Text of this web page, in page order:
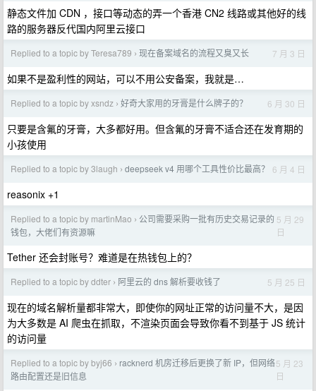
静态文件加 CDN ，接口等动态的弄一个香港 CN2 线路或其他好的线
路的服务器反代国内阿里云接口
Replied to a topic by Teresa789 › 现在备案域名的流程又臭又长 7 月 3 日
如果不是盈利性的网站，可以不用公安备案，我就是…
Replied to a topic by xsndz › 好奇大家用的牙膏是什么牌子的？ 6 月 30 日
只要是含氟的牙膏，大多都好用。但含氟的牙膏不适合还在发育期的
小孩使用
Replied to a topic by 3laugh › deepseek v4 用哪个工具性价比最高？ 6 月 4 日
reasonix +1
Replied to a topic by martinMao › 公司需要采购一批有历史交易记录的
钱包，大佬们有资源嘛
5 月 29
日
Tether 还会封账号？难道是在热钱包上的？
Replied to a topic by ddter › 阿里云的 dns 解析要收钱了 5 月 25 日
现在的域名解析量都非常大，即使你的网址正常的访问量不大，是因
为大多数是 AI 爬虫在抓取，不渲染页面会导致你看不到基于 JS 统计
的访问量
Replied to a topic by byj66 › racknerd 机房迁移后更换了新 IP，但网络
路由配置还是旧信息
5 月 23
日